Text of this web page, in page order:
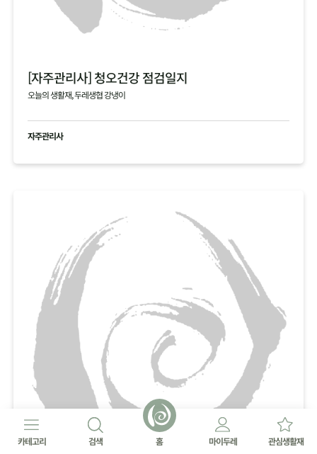
[자주관리사] 청오건강 점검일지
오늘의 생활재, 두레생협 강냉이
자주관리사
카테고리 검색 홈 마이두레 관심생활재